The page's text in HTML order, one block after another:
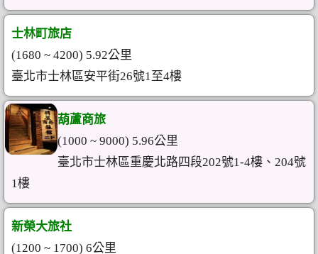
士林町旅店
(1680 ~ 4200) 5.92公里
臺北市士林區安平街26號1至4樓
葫蘆商旅
(1000 ~ 9000) 5.96公里
臺北市士林區重慶北路四段202號1-4樓、204號
1樓
新榮大旅社
(1200 ~ 1700) 6公里